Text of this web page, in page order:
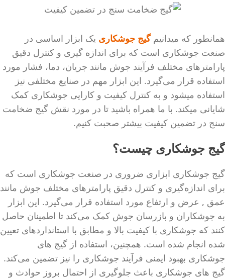
همانطور که میدانیمگیج جوشکاری یک ابزار اساسی در
صنعت جوشکاری است که برای اندازه ‌گیری و کنترل دقیق
پارامترهای مختلف فرآیند جوش مانند جریان، دما، فشار مورد
استفاده قرار می‌گیرد. این ابزار مهم در صنایع مختلفی نیز
استفاده میشود و به کنترل کیفیت و کارایی جوشکاری کمک
شایانی میکند. با ما همراه باشید تا در مورد نقش گیج ضخامت
سنج در تضمین کیفیت بیشتر صحبت کنیم.
گیج جوشکاری چیست؟
گیج جوشکاری ابزاری ضروری در صنعت جوشکاری است که
برای اندازه‌گیری و کنترل دقیق پارامترهای مختلف جوش مانند
عمق , عرض و ارتفاع مورد استفاده قرار می‌گیرد. این ابزار
به جوشکاران و بازرسان جوش کمک می‌کند تا اطمینان حاصل
کنند که جوشکاری با کیفیت بالا و مطابق با استانداردهای تعیین
شده انجام شده است. همچنین، استفاده از گیج‌ های
جوشکاری بهبود ایمنی فرآیند جوشکاری را نیز تضمین می‌کند.
گیج های جوشکاری باعث جلوگیری از احتمال بروز حوادث و